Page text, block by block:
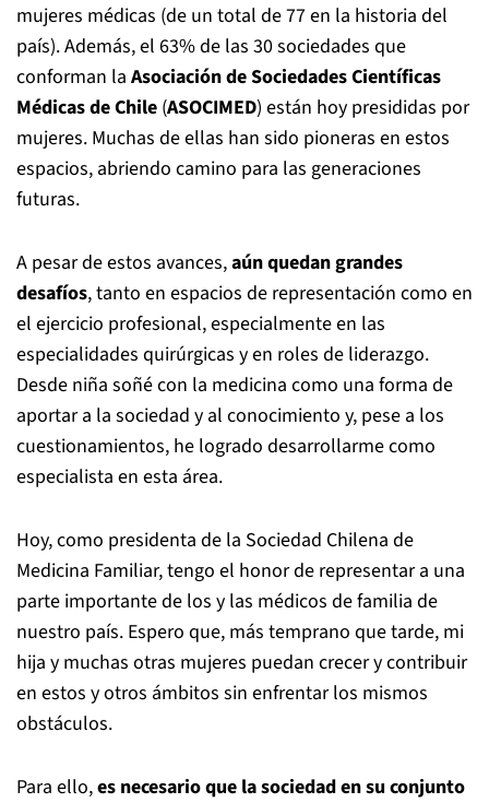
mujeres médicas (de un total de 77 en la historia del
país). Además, el 63% de las 30 sociedades que
conforman la Asociación de Sociedades Científicas
Médicas de Chile (ASOCIMED) están hoy presididas por
mujeres. Muchas de ellas han sido pioneras en estos
espacios, abriendo camino para las generaciones
futuras.
A pesar de estos avances,aún quedan grandes
desafíos, tanto en espacios de representación como en
el ejercicio profesional, especialmente en las
especialidades quirúrgicas y en roles de liderazgo.
Desde niña soñé con la medicina como una forma de
aportar a la sociedad y al conocimiento y, pese a los
cuestionamientos, he logrado desarrollarme como
especialista en esta área.
Hoy, como presidenta de la Sociedad Chilena de
Medicina Familiar, tengo el honor de representar a una
parte importante de los y las médicos de familia de
nuestro país. Espero que, más temprano que tarde, mi
hija y muchas otras mujeres puedan crecer y contribuir
en estos y otros ámbitos sin enfrentar los mismos
obstáculos.
Para ello,es necesario que la sociedad en su conjunto